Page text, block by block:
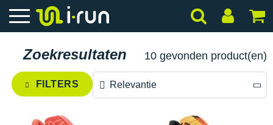
Zoekresultaten 10 gevonden product(en)
FILTERS Relevantie